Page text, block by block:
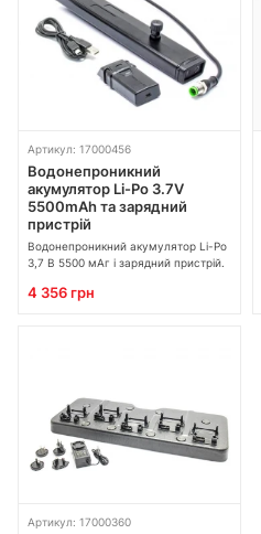
Артикул: 17000456
Водонепроникний
акумулятор Li-Po 3.7V
5500mAh та зарядний
пристрій
Водонепроникний акумулятор Li-Po
3,7 В 5500 мАг і зарядний пристрій.
4 356 грн
Артикул: 17000360